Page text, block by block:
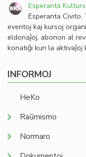
Esperanta
Esperanta
eventoj kaj kursoj
eldonaĵoj, abonon al
konatiĝi kun la aktivaĵoj
INFORMOJ
HeKo
Raŭmismo
Normaro